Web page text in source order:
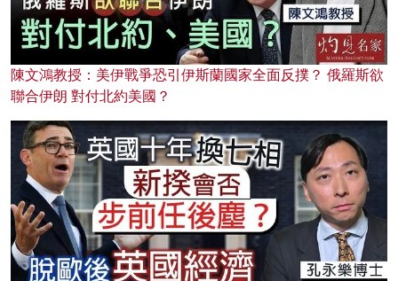
陳文鴻教授：美伊戰爭恐引伊斯蘭國家全面反撲？ 俄羅斯欲
聯合伊朗 對付北約美國？